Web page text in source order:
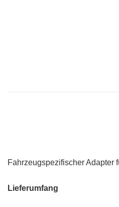
Fahrzeugspezifischer Adapter
Lieferumfang